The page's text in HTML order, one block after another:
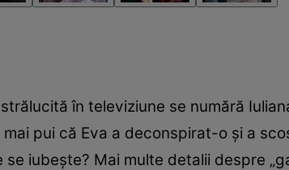
în televiziune se numără
pui că Eva a deconspirat-o și a
iubește? Mai multe detalii despre